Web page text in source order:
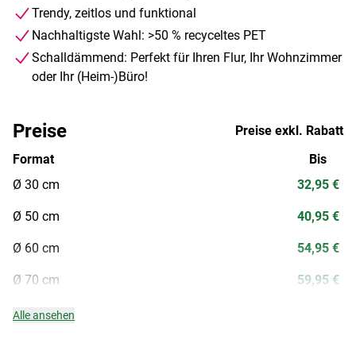
Trendy, zeitlos und funktional
Nachhaltigste Wahl: >50 % recyceltes PET
Schalldämmend: Perfekt für Ihren Flur, Ihr Wohnzimmer
oder Ihr (Heim-)Büro!
Preise
Preise exkl. Rabatt
Format
Ø 30 cm
Ø 50 cm
Ø 60 cm
Ø 70 cm
Bis
32,95 €
40,95 €
54,95 €
59,95 €
Alle ansehen